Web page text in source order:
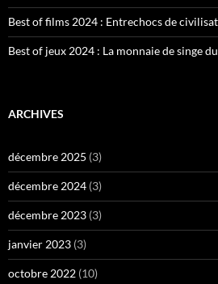
Best of films 2024 : Entrechocs de
Best of jeux 2024 : La monnaie de singe
ARCHIVES
décembre 2025 (3)
décembre 2024 (3)
décembre 2023 (3)
janvier 2023 (3)
octobre 2022 (10)